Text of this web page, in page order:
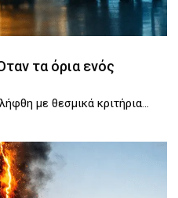
τα όρια ενός
με θεσμικά κριτήρια...